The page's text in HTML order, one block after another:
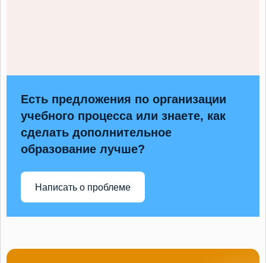
Есть предложения по организации
учебного процесса или знаете, как
сделать дополнительное
образование лучше?
Написать о проблеме